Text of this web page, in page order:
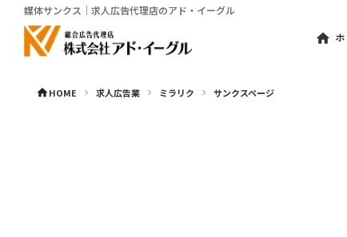
home
homeHOME keyboard_arrow_right 求人広告業 keyboard_arrow_right ミラリク keyboard_arrow_right サンクスページ
媒体サンクス｜求人広告代理店のアド・イーグル